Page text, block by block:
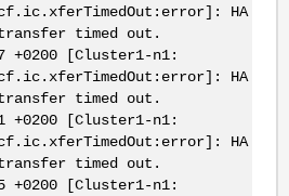
cf.ic.xferTimedOut:error]: HA
timed out.
+0200 [Cluster1-n1:
cf.ic.xferTimedOut:error]: HA
timed out.
+0200 [Cluster1-n1:
cf.ic.xferTimedOut:error]: HA
timed out.
+0200 [Cluster1-n1: